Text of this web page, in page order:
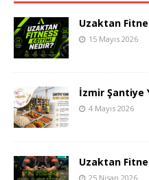
Uzaktan
15 Mayıs 2026
İzmir Şantiye
4 Mayıs 2026
Uzaktan
25 Nisan 2026